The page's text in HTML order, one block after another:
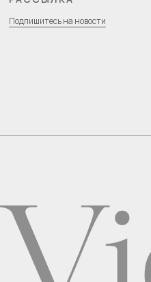
Подпишитесь на новости